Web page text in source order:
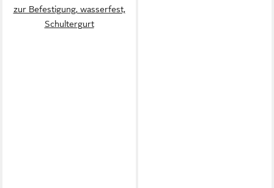
zur Befestigung, wasserfest,
Schultergurt